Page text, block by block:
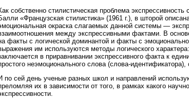
собственно стилистическая проблема
«Французская стилистика» (1961 г.), в шторой
окраска слагаемых данной системы —
между экспрессивными фактами. В
факты с логической доминантой и факты с
им используются методы логического
в приравнивании экспрессивного факта к
неэмоционального слова (слова-
по сей день ученые разных школ и направлений
их в зависимости от того, в рамках какого